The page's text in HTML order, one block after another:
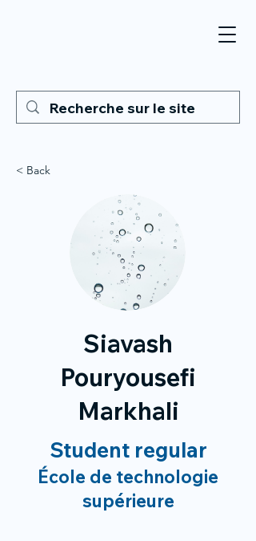
< Back
Siavash
Pouryousefi
Markhali
Student regular
École de technologie
supérieure